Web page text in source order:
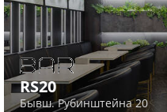
RS20
Бывш. Рубинштейна 20